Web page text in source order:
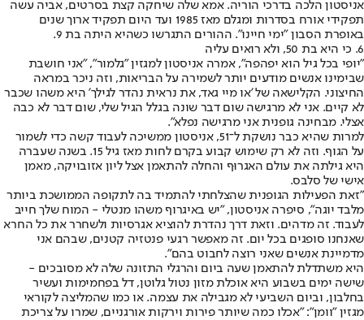
אניסטון הלכה בדרכי הוריה. אמא שלה שיחקה קצת בסרטים, אביה עשה
תפקידי אורח בסדרות ומגלם מאז 1985 ועד היום תפקיד ארוך שנים
באופרת הסבון "ימי חיינו". ההורים התגרשו כשהיא היתה בת 9.
6. כי היא בת 50, ולא רואים עליה
"יופי בכל גיל הוא יפהפה", אמרה אניסטון למגזין "גלמור", "אני חושבת
שבימינו אנשים מודעים יותר לשמירה על הבריאות, וזה ניכר במראה
החיצוני. הקלישאה של 'או מיי גאד, את נראית נהדר לגילך' היא משהו שכבר
לא קיים. אני לא מרגישה שום דבר שונה בגלל הגיל שלי, שום דבר לא כבה
אצלי. מבחינה גופנית אני מרגישה נפלא".
למרות שהיא כבר נושקת ל־51, אניסטון ממשיכה לעבוד קשה כדי לשמור
על הגוף. וזה לא רק שימוש קבוע בקרם לחות מאז גיל 15. בשנה שעברה
היא גילתה את עולם האגרוּף והחלה להתאמן אצל ליון אזובויקה, מאמן
אישי של סלבס.
"זאת הפעילות הגופנית שהצלחתי להתמיד בה לתקופה הממושכת ביותר
מלבד יוגה", סיפרה אניסטון, "יש באיגרוף משהו מנטלי - המוח שלך חייב
לעבוד. זה מדהים. וזאת דרך נהדרת להוציא אגרסיות ולשחרר את כל החרא
שאנחנו סופגים בכל יום. זה מאפשר רגעי פנטזיה קטנים, שבהם אני
מדמיינת אנשים שאני רוצה לחבוט בהם".
היא משתדלת להתאמן שעה ביום והרגלי התזונה שלה לא מסובכים -
שישה ימים בשבוע היא אוכלת מזון נטול גלוטן, דל בפחמימות ועשיר
בחלבון, וביום השביעי לא מגבילה את עצמה. או כמו שהמליצה לקוראי
מגזין "וומן": "אכלו כמה שיותר פירות וירקות אורגניים, שמרו על צריכת